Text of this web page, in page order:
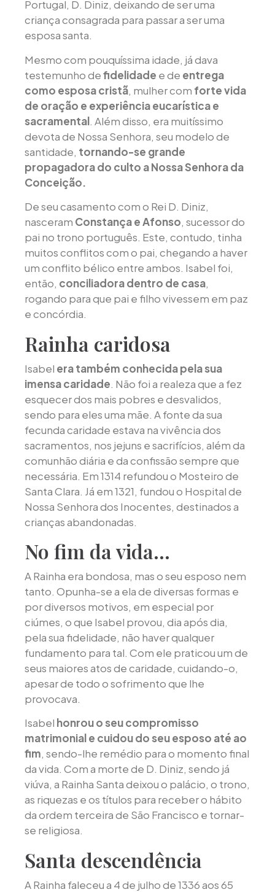
Portugal, D. Diniz, deixando de ser uma
criança consagrada para passar a ser uma
esposa santa.
Mesmo com pouquíssima idade, já dava
testemunho defidelidade e de entrega
como esposa cristã, mulher com forte vida
de oração e experiência eucarística e
sacramental. Além disso, era muitíssimo
devota de Nossa Senhora, seu modelo de
santidade, tornando-se grande
propagadora do culto a Nossa Senhora da
Conceição.
De seu casamento com o Rei D. Diniz,
nasceram Constança e Afonso, sucessor do
pai no trono português. Este, contudo, tinha
muitos conflitos com o pai, chegando a haver
um conflito bélico entre ambos. Isabel foi,
então, conciliadora dentro de casa,
rogando para que pai e filho vivessem em paz
e concórdia.
Rainha caridosa
Isabel era também conhecida pela sua
imensa caridade. Não foi a realeza que a fez
esquecer dos mais pobres e desvalidos,
sendo para eles uma mãe. A fonte da sua
fecunda caridade estava na vivência dos
sacramentos, nos jejuns e sacrifícios, além da
comunhão diária e da confissão sempre que
necessária. Em 1314 refundou o Mosteiro de
Santa Clara. Já em 1321, fundou o Hospital de
Nossa Senhora dos Inocentes, destinados a
crianças abandonadas.
No fim da vida…
A Rainha era bondosa, mas o seu esposo nem
tanto. Opunha-se a ela de diversas formas e
por diversos motivos, em especial por
ciúmes, o que Isabel provou, dia após dia,
pela sua fidelidade, não haver qualquer
fundamento para tal. Com ele praticou um de
seus maiores atos de caridade, cuidando-o,
apesar de todo o sofrimento que lhe
provocava.
Isabel honrou o seu compromisso
matrimonial e cuidou do seu esposo até ao
fim, sendo-lhe remédio para o momento final
da vida. Com a morte de D. Diniz, sendo já
viúva, a Rainha Santa deixou o palácio, o trono,
as riquezas e os títulos para receber o hábito
da ordem terceira de São Francisco e tornar-
se religiosa.
Santa descendência
A Rainha faleceu a 4 de julho de 1336 aos 65